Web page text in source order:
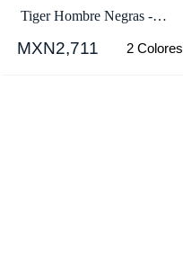
Tiger Hombre Negras -
SKU.4628509
MXN2,711 2 Colores